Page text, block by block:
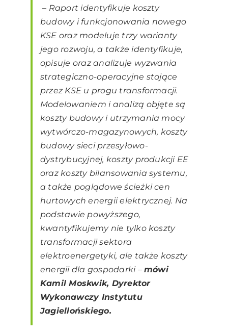
– Raport identyfikuje koszty
budowy i funkcjonowania nowego
KSE oraz modeluje trzy warianty
jego rozwoju, a także identyfikuje,
opisuje oraz analizuje wyzwania
strategiczno-operacyjne stojące
przez KSE u progu transformacji.
Modelowaniem i analizą objęte są
koszty budowy i utrzymania mocy
wytwórczo-magazynowych, koszty
budowy sieci przesyłowo-
dystrybucyjnej, koszty produkcji EE
oraz koszty bilansowania systemu,
a także poglądowe ścieżki cen
hurtowych energii elektrycznej. Na
podstawie powyższego,
kwantyfikujemy nie tylko koszty
transformacji sektora
elektroenergetyki, ale także koszty
energii dla gospodarki –mówi
Kamil Moskwik, Dyrektor
Wykonawczy Instytutu
Jagiellońskiego.